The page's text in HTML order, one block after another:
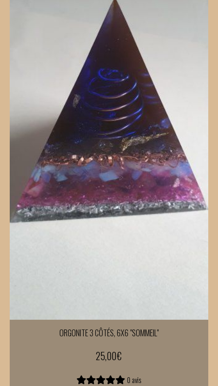
ORGONITE 3 CÔTÉS, 6X6 "SOMMEIL"
25,00€
0 avis